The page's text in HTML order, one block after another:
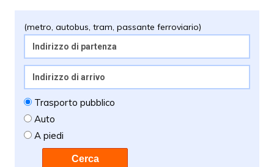
(metro, autobus, tram, passante ferroviario)
Trasporto pubblico
Auto
A piedi
Cerca